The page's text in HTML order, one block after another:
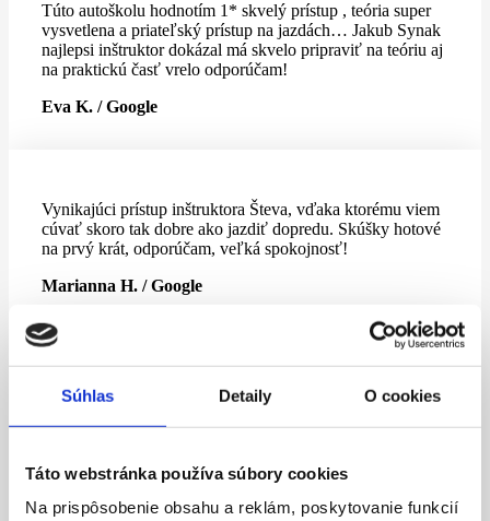
Súhlas Detaily O cookies
Táto webstránka používa súbory cookies
Na prispôsobenie obsahu a reklám, poskytovanie funkcií
Túto autoškolu hodnotím 1* skvelý prístup , teória super
vysvetlena a priateľský prístup na jazdách… Jakub Synak
najlepsi inštruktor dokázal má skvelo pripraviť na teóriu aj
na praktickú časť vrelo odporúčam!
Eva K. / Google
Vynikajúci prístup inštruktora Števa, vďaka ktorému viem
cúvať skoro tak dobre ako jazdiť dopredu. Skúšky hotové
na prvý krát, odporúčam, veľká spokojnosť!
Marianna H. / Google
Za mňa veľká spokojnosť s výberom autoškoly.
Profesionálny prístup po všetkých stránkach, jazdy
prebiehajú v priateľskej a pohodovej atmosfére.
obrovskú trpezlivosť.
Renáta Ď. / Facebook